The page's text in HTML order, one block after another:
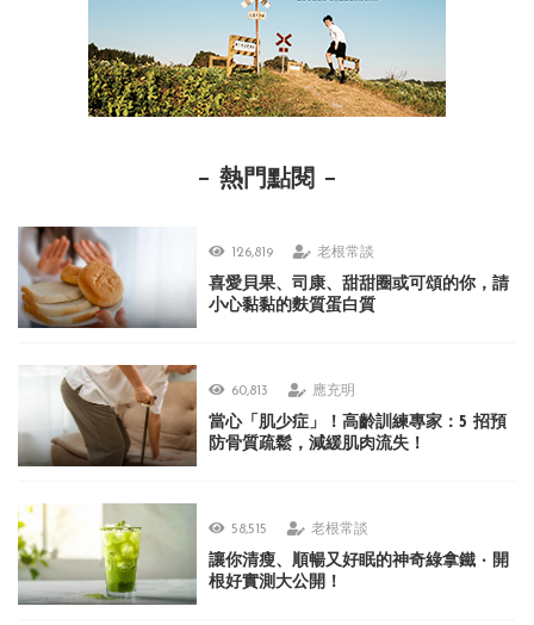
熱門點閱
126,819 老根常談
喜愛貝果、司康、甜甜圈或可頌的你，請
小心黏黏的麩質蛋白質
60,813 應充明
當心「肌少症」！高齡訓練專家：5 招預
防骨質疏鬆，減緩肌肉流失！
58,515 老根常談
讓你清瘦、順暢又好眠的神奇綠拿鐵 ‧ 開
根好實測大公開！